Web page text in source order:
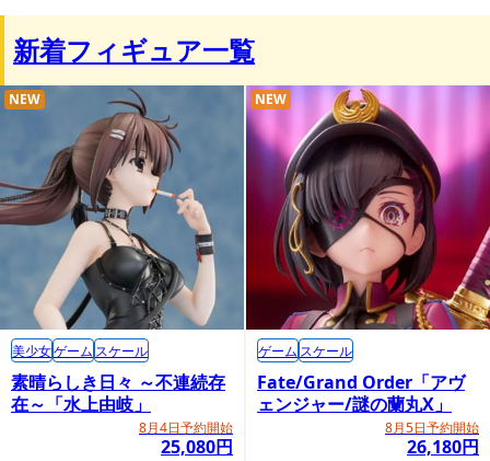
新着フィギュア一覧
素晴らしき日々 ～不連続存
在～「水上由岐」
8月4日予約開始
25,080円
NEW
美少女ゲーム スケール
Fate/Grand Order「アヴ
ェンジャー/謎の蘭丸X」
8月5日予約開始
26,180円
NEW
ゲーム スケール